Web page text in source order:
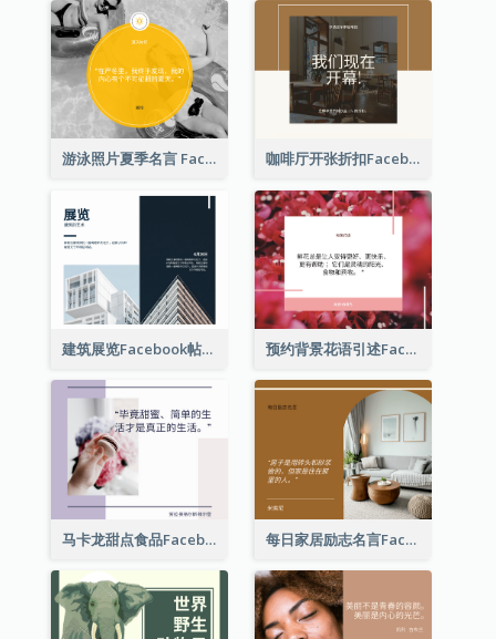
游泳照片夏季名言 Facebook 帖子 咖啡厅开张折扣Facebook帖子
建筑展览Facebook帖子 预约背景花语引述Facebook帖子
马卡龙甜点食品Facebook帖子 每日家居励志名言Facebook帖子